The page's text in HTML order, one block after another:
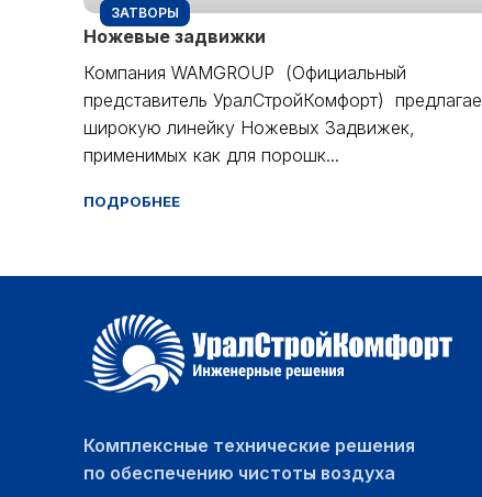
ЗАТВОРЫ
Ножевые задвижки
Компания WAMGROUP (Официальный
представитель УралСтройКомфорт)
широкую линейку Ножевых Задвижек,
применимых как для порошк...
ПОДРОБНЕЕ
Комплексные технические решения
по обеспечению чистоты воздуха